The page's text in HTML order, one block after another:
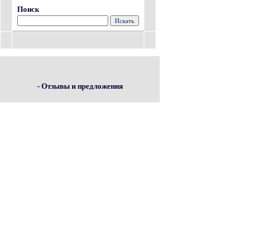
Поиск
- Отзывы и предложения